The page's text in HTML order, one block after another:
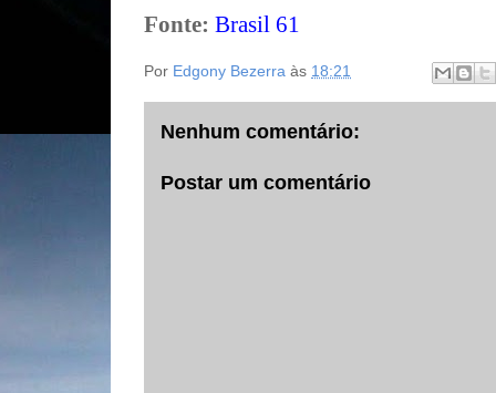
Fonte: Brasil 61
Por Edgony Bezerra às 18:21
Nenhum comentário:
Postar um comentário